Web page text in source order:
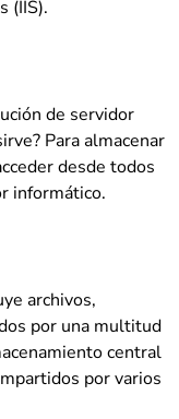
(IIS).
de servidor
Para almacenar
desde todos
informático.
archivos,
por una multitud
central
por varios